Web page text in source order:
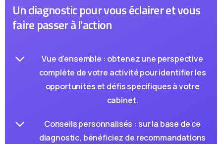
Un diagnostic pour vous éclairer et vous
faire passer à l'action
Vue d'ensemble : obtenez une perspective
complète de votre activité pour identifier les
opportunités et défis spécifiques à votre
cabinet.
Conseils personnalisés : sur la base de ce
diagnostic, bénéficiez de recommandations
ATTENDEZ, UNE DERNIÈRE CHOSE AVANT DE PARTIR